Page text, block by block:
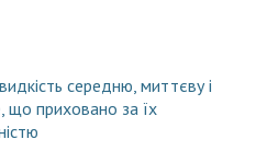
середню, миттєву і
що приховано за їх